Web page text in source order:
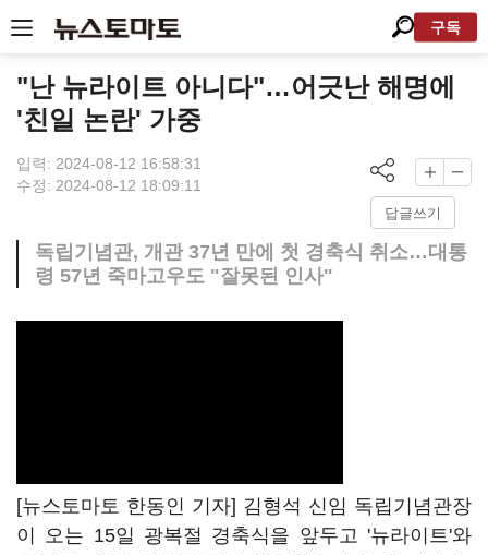
구독
"난 뉴라이트 아니다"…어긋난 해명에
'친일 논란' 가중
입력: 2024-08-12 16:58:31
수정: 2024-08-12 18:09:11
답글쓰기
독립기념관, 개관 37년 만에 첫 경축식 취소…대통
령 57년 죽마고우도 "잘못된 인사"
[뉴스토마토 한동인 기자] 김형석 신임 독립기념관장
이 오는 15일 광복절 경축식을 앞두고 '뉴라이트'와